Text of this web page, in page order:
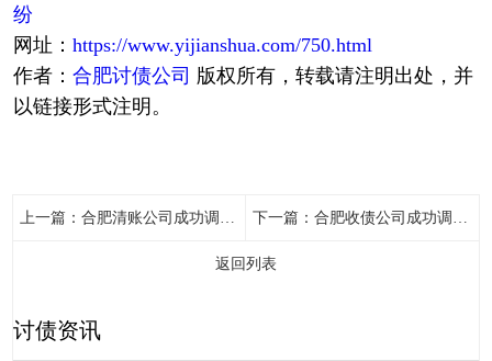
纷
网址： https://www.yijianshua.com/750.html
作者： 合肥讨债公司 版权所有，转载请注明出处，并
以链接形式注明。
上一篇： 合肥清账公司成功调处一起机动车交通事故责任纠纷，顺利促成当事人达成一致调解意见 下一篇： 合肥收债公司成功调解一起因房屋漏水引发的邻里纠纷
返回列表
讨债资讯